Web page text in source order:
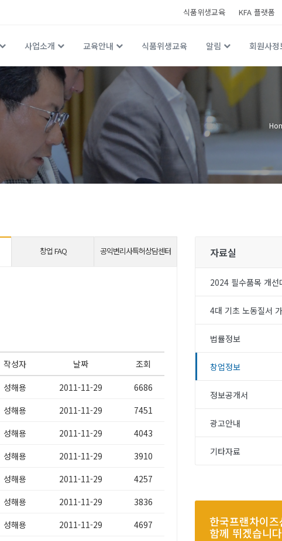
식품위생교육 KFA 플랫폼
사업소개 교육안내 식품위생교육 알림 회원사정
창업 FAQ 공익변리사특허상담센터
작성자 날짜
조회
성해용 2011-11-29
6686
성해용 2011-11-29
7451
성해용 2011-11-29
4043
성해용 2011-11-29
3910
성해용 2011-11-29
4257
성해용 2011-11-29
3836
성해용 2011-11-29
4697
자료실
2024 필수품목 개선
4대 기초 노동질서
법률정보
창업정보
정보공개서
광고안내
기타자료
한국프랜차이
함께 뛰겠습니